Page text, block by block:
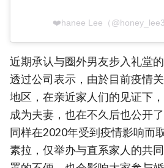
❤️hanee Lee（
近期承认与圈外男友步入礼堂
透过公司表示，由於目前疫情
地区，在亲近家人们的见证下
成为夫妻，也在不久后也公开
同样在2020年受到疫情影响而
素拉，仅举办与直系家人的共